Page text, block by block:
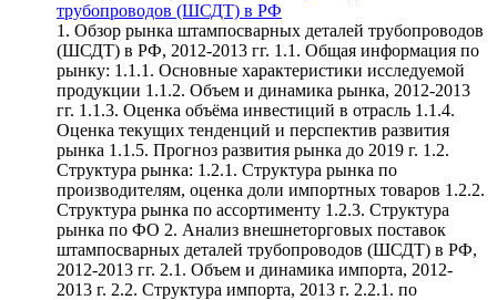
трубопроводов (ШСДТ) в РФ
1. Обзор рынка штампосварных деталей трубопроводов
(ШСДТ) в РФ, 2012-2013 гг. 1.1. Общая информация по
рынку: 1.1.1. Основные характеристики исследуемой
продукции 1.1.2. Объем и динамика рынка, 2012-2013
гг. 1.1.3. Оценка объёма инвестиций в отрасль 1.1.4.
Оценка текущих тенденций и перспектив развития
рынка 1.1.5. Прогноз развития рынка до 2019 г. 1.2.
Структура рынка: 1.2.1. Структура рынка по
производителям, оценка доли импортных товаров 1.2.2.
Структура рынка по ассортименту 1.2.3. Структура
рынка по ФО 2. Анализ внешнеторговых поставок
штампосварных деталей трубопроводов (ШСДТ) в РФ,
2012-2013 гг. 2.1. Объем и динамика импорта, 2012-
2013 г. 2.2. Структура импорта, 2013 г. 2.2.1. по